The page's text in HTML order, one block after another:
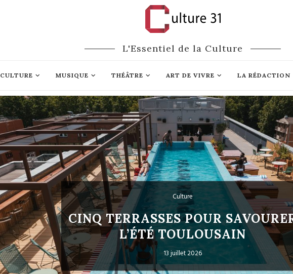
L'Essentiel de la Culture
CULTURE MUSIQUE THÉÂTRE ART DE VIVRE LA RÉDACTION
Littérature
QUATRE PENSEURS… À LA PLAGE
16 juillet 2026